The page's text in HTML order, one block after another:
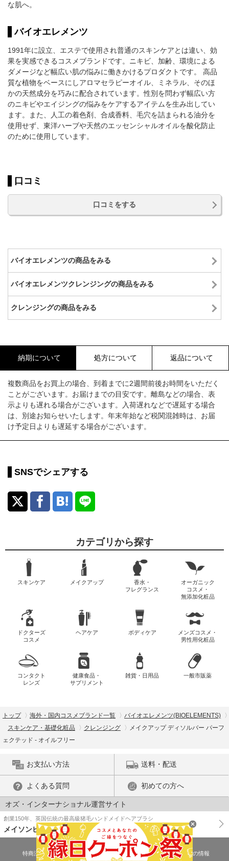
な肌へ。
バイオエレメンツ
1991年に設立、エステで使用され普通のスキンケアとは違い、効
果を実感できるコスメブランドです。ニキビ、加齢、環境による
ダメージなど幅広い肌の悩みに働きかけるプロダクトです。 高品
質な植物をベースにしアロマセラピーオイル、ミネラル、そのほ
かの天然成分を巧みに配合されています。性別を問わず幅広い方
のニキビやエイジングの悩みをケアするアイテムを生み出してい
ます。また、人工の着色剤、合成香料、毛穴を詰まられる油分を
使用せず、東洋ハーブや天然のエッセンシャルオイルを酸化防止
のために使用しています。
口コミ
口コミをする
バイオエレメンツの商品をみる
バイオエレメンツクレンジングの商品をみる
クレンジングの商品をみる
納期について 処方について 返品について
複数商品をお買上の場合、到着までに2週間前後お時間をいただく
ことがございます。お届けまでの目安です。離島などの場合、表
示よりも遅れる場合がございます。入荷遅れなどで遅延する場合
は、別途お知らせいたします。年末年始など税関混雑時は、お届
け予定日よりも遅延する場合がございます。
SNSでシェアする
カテゴリから探す
スキンケア メイクアップ
香水・
フレグランス
オーガニック
コスメ・
無添加化粧品
ドクターズ
コスメ
ヘアケア ボディケア
メンズコスメ・
男性用化粧品
コンタクト
レンズ
健康食品・
サプリメント
雑貨・日用品 一般市販薬
トップ 海外・国内コスメブランド一覧
バイオエレメンツ(BIOELEMENTS)
スキンケア・基礎化粧品
クレンジング
メイクアップ ディソルバー パーフ
ェクテッド - オイルフリー
お支払い方法 送料・配送
よくある質問 初めての方へ
オズ・インターナショナル運営サイト
創業150年、英国伝統の最高級猪毛ハンドメイドヘアブラシ
メイソンピアソン
特商法に基づく表示 プライバシーポリシー
医薬品販売許可証の情報